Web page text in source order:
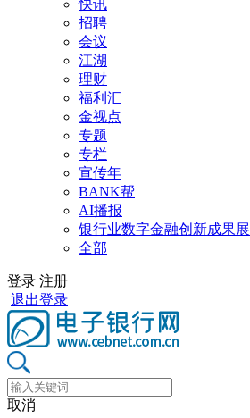
快讯
招聘
会议
江湖
理财
福利汇
金视点
专题
专栏
宣传年
BANK帮
AI播报
银行业数字金融创新成果展
全部
登录 注册
退出登录
取消